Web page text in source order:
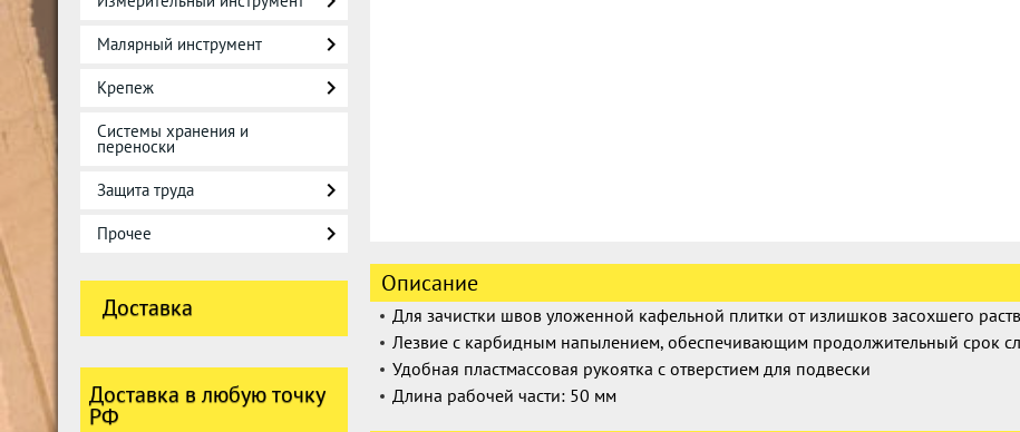
Малярный инструмент
Крепеж
Системы хранения и
переноски
Защита труда
Прочее
Доставка
Доставка в любую точку
РФ
Описание
Для зачистки швов уложенной кафельной плитки от излишков засохшего
Лезвие с карбидным напылением, обеспечивающим продолжительный срок
Удобная пластмассовая рукоятка с отверстием для подвески
Длина рабочей части: 50 мм